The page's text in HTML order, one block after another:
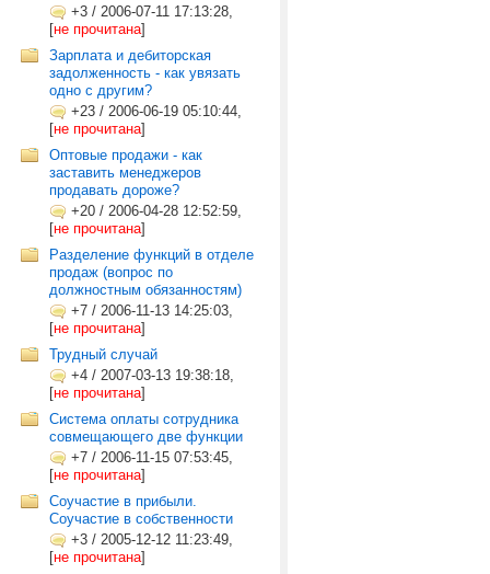
+3 / 2006-07-11 17:13:28,
[не прочитана]
Зарплата и дебиторская
задолженность - как увязать
одно с другим?
+23 / 2006-06-19 05:10:44,
[не прочитана]
Оптовые продажи - как
заставить менеджеров
продавать дороже?
+20 / 2006-04-28 12:52:59,
[не прочитана]
Разделение функций в отделе
продаж (вопрос по
должностным обязанностям)
+7 / 2006-11-13 14:25:03,
[не прочитана]
Трудный случай
+4 / 2007-03-13 19:38:18,
[не прочитана]
Система оплаты сотрудника
совмещающего две функции
+7 / 2006-11-15 07:53:45,
[не прочитана]
Соучастие в прибыли.
Соучастие в собственности
+3 / 2005-12-12 11:23:49,
[не прочитана]